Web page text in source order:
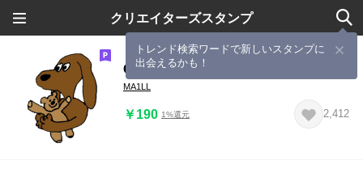
クリエイターズスタンプ
トレンド検索ワードで新しいスタンプに
出会えるかも！
GOODOGGYDOG
MA1LL
￥190 1%還元 2,412